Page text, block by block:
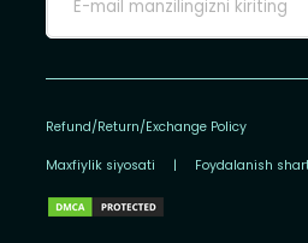
Refund/Return/Exchange Policy
Maxfiylik siyosati | Foydalanish